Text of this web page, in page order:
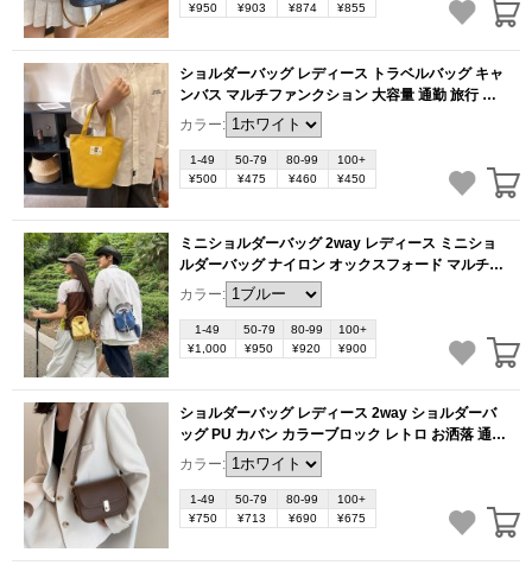
¥950
¥903 ¥874 ¥855
ショルダーバッグ レディース トラベルバッグ キャ
ンバス マルチファンクション 大容量 通勤 旅行 お
洒落 2026年新作 韓国風デザイン ジッパー閉め（1
ヶ）
(BB6028)
カラー:
1-49 50-79 80-99
100+
¥500
¥475 ¥460 ¥450
ミニショルダーバッグ 2way レディース ミニショ
ルダーバッグ ナイロン オックスフォード マルチポ
ケット 通勤 お出かけ お洒落 新作（1ヶ）
(BB6017)
カラー:
1-49 50-79 80-99
100+
¥1,000
¥950 ¥920 ¥900
ショルダーバッグ レディース 2way ショルダーバ
ッグ PU カバン カラーブロック レトロ お洒落 通勤
お出かけ プレゼント（1ヶ）
カラー:
1-49 50-79 80-99
100+
¥750
¥713 ¥690 ¥675